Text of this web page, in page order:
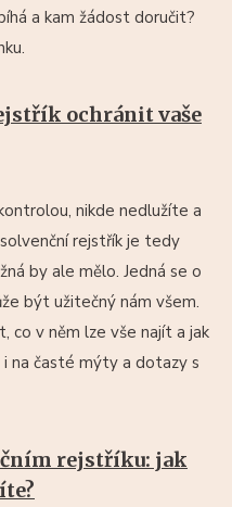
a kam žádost doručit?
ochránit vaše
nikde nedlužíte a
rejstřík je tedy
by ale mělo. Jedná se o
být užitečný nám všem.
co v něm lze vše najít a jak
na časté mýty a dotazy s
rejstříku: jak